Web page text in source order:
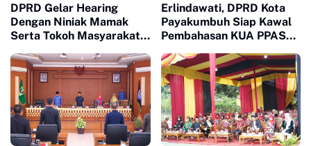
DPRD Gelar Hearing
Dengan Niniak Mamak
Serta Tokoh Masyarakat
Godang dan Koto Nan
Ompek
Erlindawati, DPRD Kota
Payakumbuh Siap Kawal
Pembahasan KUA PPAS